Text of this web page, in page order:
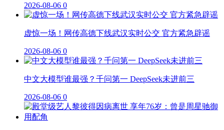
2026-08-06 0
虚惊一场！网传高德下线武汉实时公交 官方紧急辟谣
2026-08-06 0
中文大模型谁最强？千问第一 DeepSeek未进前三
2026-08-06 0